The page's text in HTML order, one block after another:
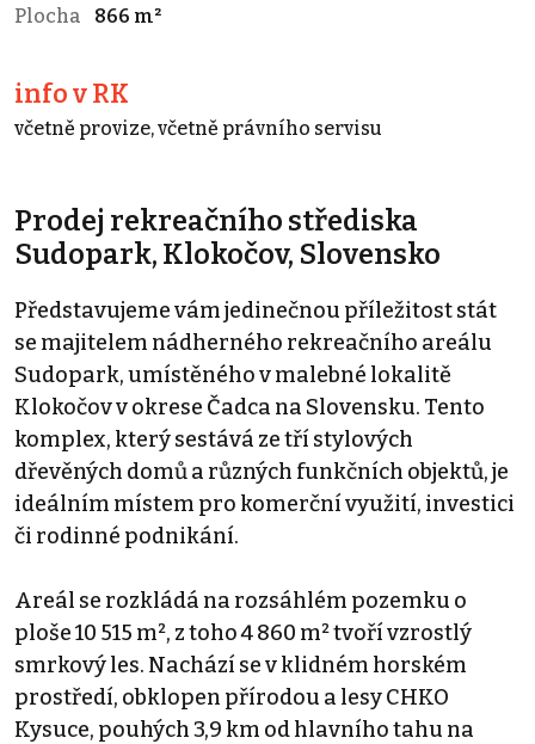
Plocha
866 m²
info v RK
včetně provize, včetně právního servisu
Prodej rekreačního střediska
Sudopark, Klokočov, Slovensko
Představujeme vám jedinečnou příležitost stát
se majitelem nádherného rekreačního areálu
Sudopark, umístěného v malebné lokalitě
Klokočov v okrese Čadca na Slovensku. Tento
komplex, který sestává ze tří stylových
dřevěných domů a různých funkčních objektů, je
ideálním místem pro komerční využití, investici
či rodinné podnikání.
Areál se rozkládá na rozsáhlém pozemku o
ploše 10 515 m², z toho 4 860 m² tvoří vzrostlý
smrkový les. Nachází se v klidném horském
prostředí, obklopen přírodou a lesy CHKO
Kysuce, pouhých 3,9 km od hlavního tahu na